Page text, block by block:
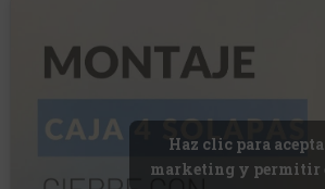
Haz clic para
marketing y permitir